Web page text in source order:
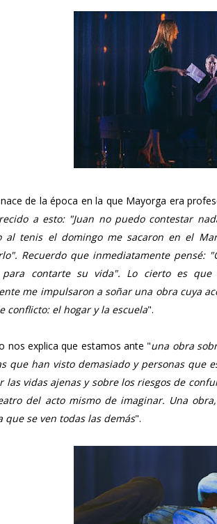
de la época en la que Mayorga era
a esto: "Juan no puedo contestar
al tenis el domingo me sacaron en el
Recuerdo que inmediatamente
para contarte su vida". Lo cierto es
me impulsaron a soñar una obra cuya
conflicto: el hogar y la escuela".
nos explica que estamos ante "una obra
que han visto demasiado y personas que
las vidas ajenas y sobre los riesgos de
del acto mismo de imaginar. Una
que se ven todas las demás".